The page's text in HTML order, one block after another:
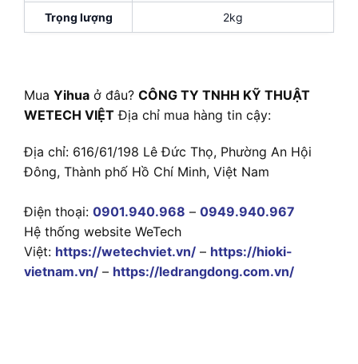
Trọng lượng 2kg
Mua Yihua ở đâu? CÔNG TY TNHH KỸ THUẬT
WETECH VIỆT Địa chỉ mua hàng tin cậy:
Địa chỉ: 616/61/198 Lê Đức Thọ, Phường An Hội
Đông, Thành phố Hồ Chí Minh, Việt Nam
Điện thoại: 0901.940.968 – 0949.940.967
Hệ thống website WeTech
Việt: https://wetechviet.vn/ – https://hioki-
vietnam.vn/ – https://ledrangdong.com.vn/